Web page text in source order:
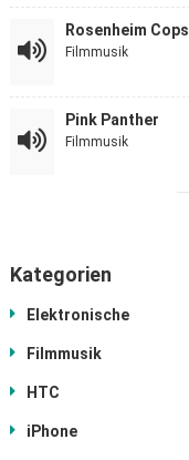
Rosenheim Cops
Filmmusik
Pink Panther
Filmmusik
Kategorien
Elektronische
Filmmusik
HTC
iPhone